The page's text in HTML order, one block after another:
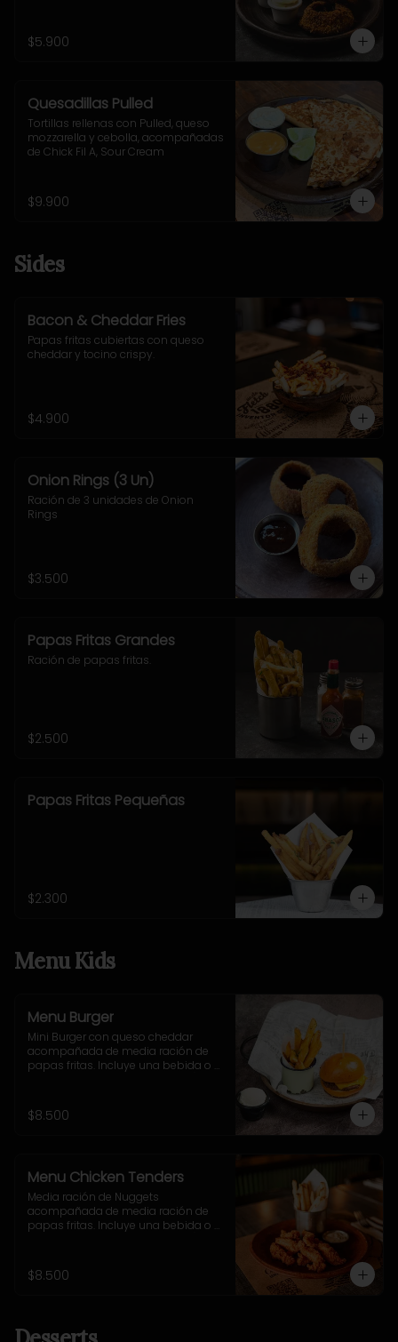
$5.900
Quesadillas Pulled
Tortillas rellenas con Pulled, queso
mozzarella y cebolla, acompañadas
de Chick Fil A, Sour Cream
$9.900
Sides
Bacon & Cheddar Fries
Papas fritas cubiertas con queso
cheddar y tocino crispy.
$4.900
Onion Rings (3 Un)
Ración de 3 unidades de Onion
Rings
$3.500
Papas Fritas Grandes
Ración de papas fritas.
$2.500
Papas Fritas Pequeñas
$2.300
Menu Kids
Menu Burger
Mini Burger con queso cheddar
acompañada de media ración de
papas fritas. Incluye una bebida o
$8.500
Menu Chicken Tenders
Media ración de Nuggets
acompañada de media ración de
papas fritas. Incluye una bebida o
$8.500